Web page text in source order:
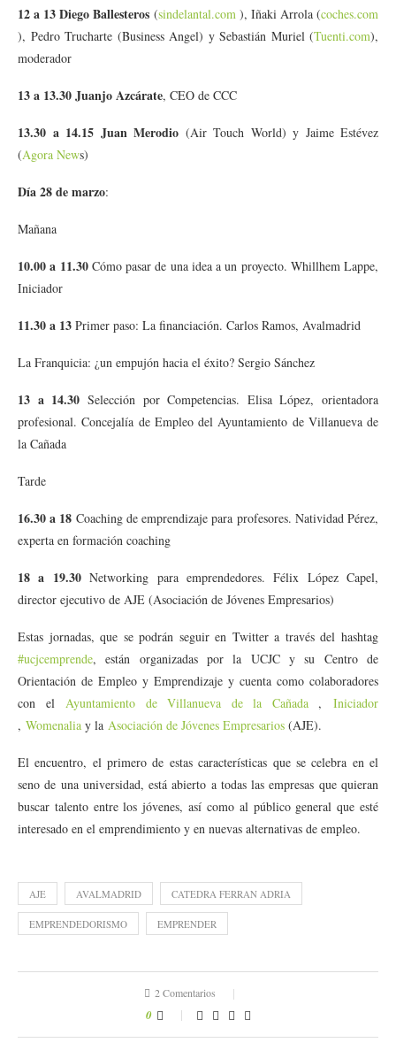
12 a 13 Diego Ballesteros (sindelantal.com), Iñaki Arrola (coches.com
), Pedro Trucharte (Business Angel) y Sebastián Muriel (Tuenti.com),
moderador
13 a 13.30 Juanjo Azcárate, CEO de CCC
13.30 a 14.15 Juan Merodio (Air Touch World) y Jaime Estévez
(Agora News)
Día 28 de marzo:
Mañana
10.00 a 11.30Cómo pasar de una idea a un proyecto. Whillhem Lappe,
Iniciador
11.30 a 13 Primer paso: La financiación. Carlos Ramos, Avalmadrid
La Franquicia: ¿un empujón hacia el éxito? Sergio Sánchez
13 a 14.30 Selección por Competencias. Elisa López, orientadora
profesional. Concejalía de Empleo del Ayuntamiento de Villanueva de
la Cañada
Tarde
16.30 a 18 Coaching de emprendizaje para profesores. Natividad Pérez,
experta en formación coaching
18 a 19.30Networking para emprendedores. Félix López Capel,
director ejecutivo de AJE (Asociación de Jóvenes Empresarios)
Estas jornadas, que se podrán seguir en Twitter a través del hashtag
#ucjcemprende, están organizadas por la UCJC y su Centro de
Orientación de Empleo y Emprendizaje y cuenta como colaboradores
con elAyuntamiento de Villanueva de la Cañada,Iniciador
, Womenalia y la Asociación de Jóvenes Empresarios (AJE).
El encuentro, el primero de estas características que se celebra en el
seno de una universidad, está abierto a todas las empresas que quieran
buscar talento entre los jóvenes, así como al público general que esté
interesado en el emprendimiento y en nuevas alternativas de empleo.
AJE AVALMADRID CATEDRA FERRAN ADRIA
EMPRENDEDORISMO EMPRENDER
2 Comentarios
0